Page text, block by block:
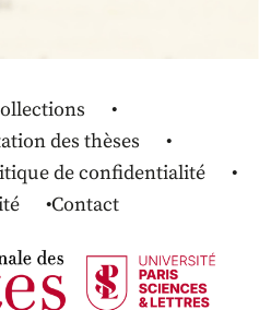
des thèses
de confidentialité
Contact